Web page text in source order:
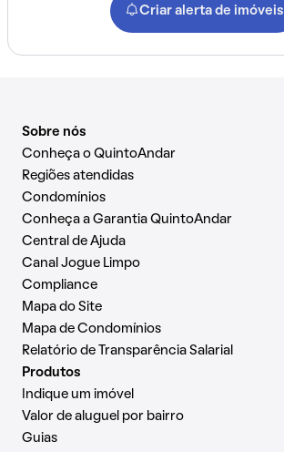
Criar alerta de imóveis
Sobre nós
Conheça o QuintoAndar
Regiões atendidas
Condomínios
Conheça a Garantia QuintoAndar
Central de Ajuda
Canal Jogue Limpo
Compliance
Mapa do Site
Mapa de Condomínios
Relatório de Transparência Salarial
Produtos
Indique um imóvel
Valor de aluguel por bairro
Guias